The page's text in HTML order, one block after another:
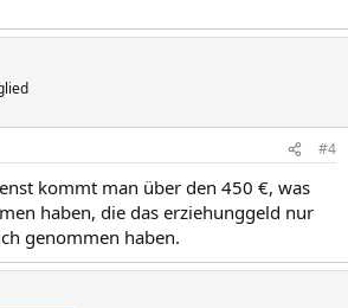
#4
kommt man über den 450 €, was
haben, die das erziehunggeld nur
genommen haben.